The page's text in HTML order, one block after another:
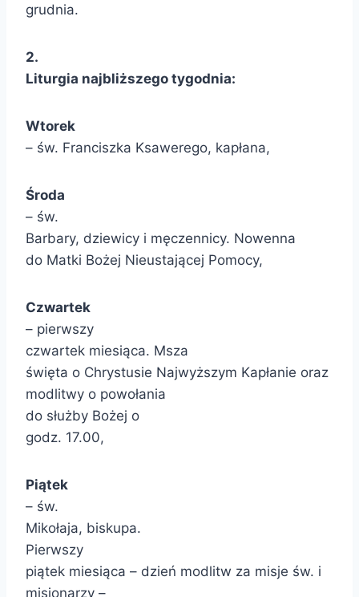
grudnia.
2.
Liturgia najbliższego tygodnia:
Wtorek
– św. Franciszka Ksawerego, kapłana,
Środa
– św.
Barbary, dziewicy i męczennicy. Nowenna
do Matki Bożej Nieustającej Pomocy,
Czwartek
– pierwszy
czwartek miesiąca. Msza
święta o Chrystusie Najwyższym Kapłanie oraz
modlitwy o powołania
do służby Bożej o
godz. 17.00,
Piątek
– św.
Mikołaja, biskupa.
Pierwszy
piątek miesiąca – dzień modlitw za misje św. i
misjonarzy –